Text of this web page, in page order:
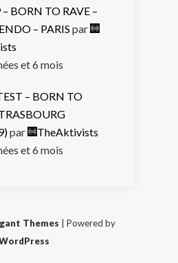
BORN TO RAVE –
– PARIS par
et 6 mois
– BORN TO
par
TheAktivists
et 6 mois
Themes | Powered by